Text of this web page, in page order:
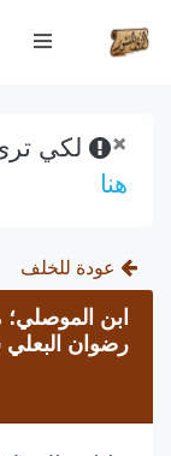
× لكي
هنا
عودة للخلف
ابن
رضوان